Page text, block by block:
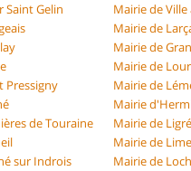
Saint Gelin
Mairie de
Mairie de
Mairie de
Mairie de
Pressigny
Mairie de
Mairie
de Touraine
Mairie de Ligré
Mairie de
sur Indrois
Mairie de